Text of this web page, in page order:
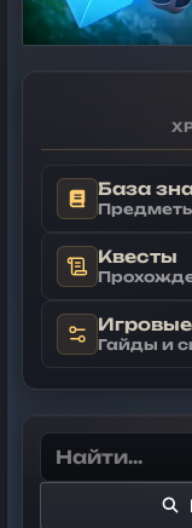
База
Квесты
Гайды и